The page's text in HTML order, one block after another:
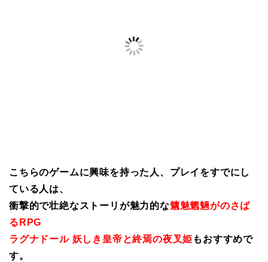
こちらのゲームに興味を持った人、プレイをすでにし
ている人は、
衝撃的で壮絶なストーリが魅力的な魑魅魍魎がのさば
るRPG
ラグナドール 妖しき皇帝と終焉の夜叉姫 もおすすめで
す。